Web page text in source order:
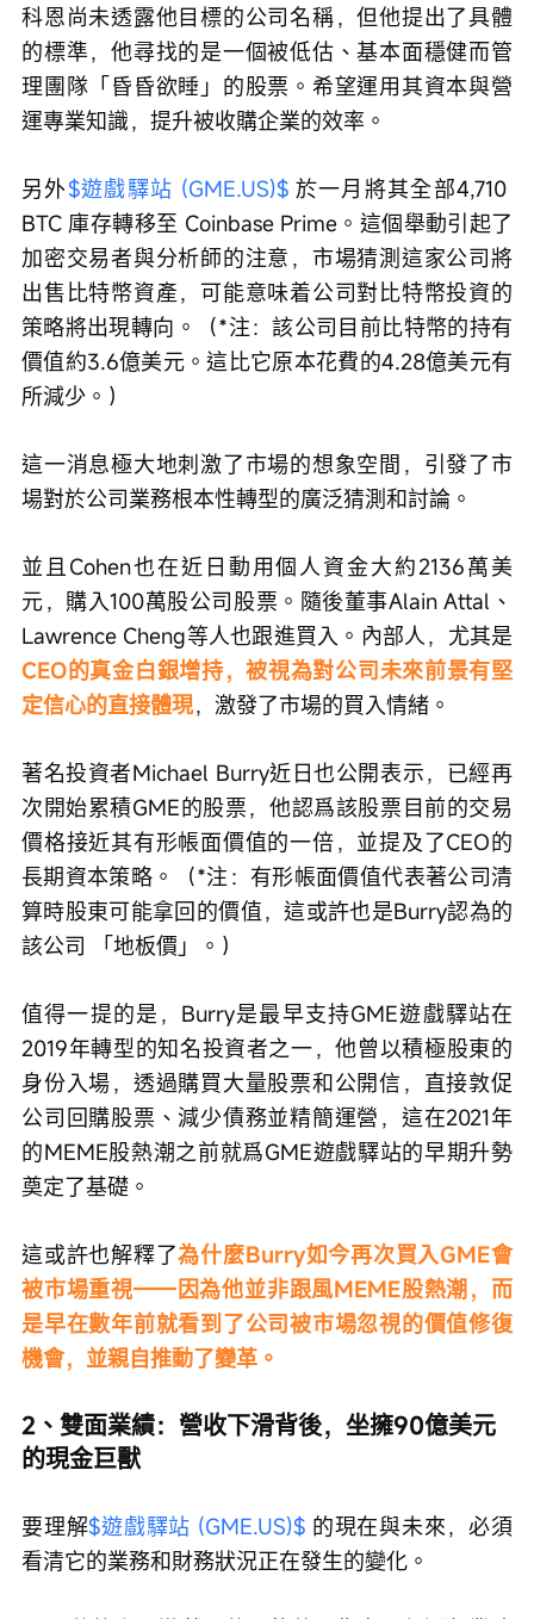
科恩尚未透露他目標的公司名稱，但他提出了具體
的標準，他尋找的是一個被低估、基本面穩健而管
理團隊「昏昏欲睡」的股票。希望運用其資本與營
運專業知識，提升被收購企業的效率。
另外$遊戲驛站 (GME.US)$ 於一月將其全部4,710
BTC 庫存轉移至 Coinbase Prime。這個舉動引起了
加密交易者與分析師的注意，市場猜測這家公司將
出售比特幣資產，可能意味着公司對比特幣投資的
策略將出現轉向。（*注：該公司目前比特幣的持有
價值約3.6億美元。這比它原本花費的4.28億美元有
所減少。）
這一消息極大地刺激了市場的想象空間，引發了市
場對於公司業務根本性轉型的廣泛猜測和討論。
並且Cohen也在近日動用個人資金大約2136萬美
元，購入100萬股公司股票。隨後董事Alain Attal、
Lawrence Cheng等人也跟進買入。內部人，尤其是
CEO的真金白銀增持，被視為對公司未來前景有堅
定信心的直接體現，激發了市場的買入情緒。
著名投資者Michael Burry近日也公開表示，已經再
次開始累積GME的股票，他認爲該股票目前的交易
價格接近其有形帳面價值的一倍，並提及了CEO的
長期資本策略。（*注：有形帳面價值代表著公司清
算時股東可能拿回的價值，這或許也是Burry認為的
該公司
「地板價」。）
值得一提的是，Burry是最早支持GME遊戲驛站在
2019年轉型的知名投資者之一，他曾以積極股東的
身份入場，透過購買大量股票和公開信，直接敦促
公司回購股票、減少債務並精簡運營，這在2021年
的MEME股熱潮之前就爲GME遊戲驛站的早期升勢
奠定了基礎。
這或許也解釋了為什麼Burry如今再次買入GME會
被市場重視——因為他並非跟風MEME股熱潮，而
是早在數年前就看到了公司被市場忽視的價值修復
機會，並親自推動了變革。
2、雙面業績：營收下滑背後，坐擁90億美元
的現金巨獸
要理解$遊戲驛站 (GME.US)$ 的現在與未來，必須
看清它的業務和財務狀況正在發生的變化。